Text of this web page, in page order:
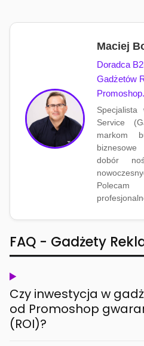
Maciej
Doradca
Gadżetów
Service
markom
dobór
FAQ - Gadżety
Czy inwestycja w
od Promoshop
(ROI)?